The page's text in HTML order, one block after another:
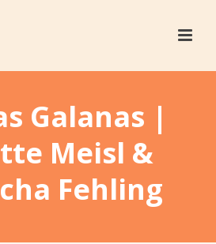
Galanas |
Meisl &
Fehling